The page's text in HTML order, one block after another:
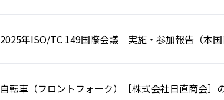
2025年ISO/TC 149国際会議 実施・参加報告（本国
自転車（フロントフォーク）［株式会社日直商会］